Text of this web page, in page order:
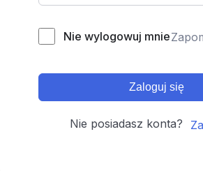
Nie wylogowuj mnie
Zaloguj się
Nie posiadasz konta?